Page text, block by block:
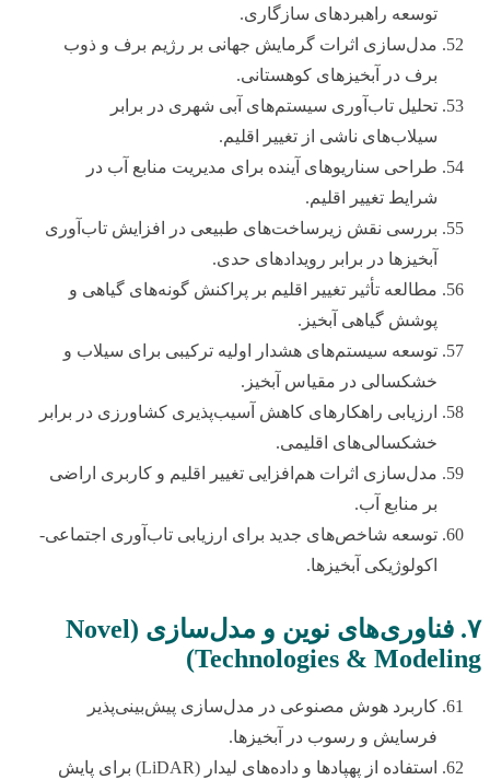
توسعه راهبردهای سازگاری.
مدل‌سازی اثرات گرمایش جهانی بر رژیم برف و ذوب
برف در آبخیزهای کوهستانی.
تحلیل تاب‌آوری سیستم‌های آبی شهری در برابر
سیلاب‌های ناشی از تغییر اقلیم.
طراحی سناریوهای آینده برای مدیریت منابع آب در
شرایط تغییر اقلیم.
بررسی نقش زیرساخت‌های طبیعی در افزایش تاب‌آوری
آبخیزها در برابر رویدادهای حدی.
مطالعه تأثیر تغییر اقلیم بر پراکنش گونه‌های گیاهی و
پوشش گیاهی آبخیز.
توسعه سیستم‌های هشدار اولیه ترکیبی برای سیلاب و
خشکسالی در مقیاس آبخیز.
ارزیابی راهکارهای کاهش آسیب‌پذیری کشاورزی در برابر
خشکسالی‌های اقلیمی.
مدل‌سازی اثرات هم‌افزایی تغییر اقلیم و کاربری اراضی
بر منابع آب.
توسعه شاخص‌های جدید برای ارزیابی تاب‌آوری اجتماعی-
اکولوژیکی آبخیزها.
۷. فناوری‌های نوین و مدل‌سازی (Novel
Technologies & Modeling)
کاربرد هوش مصنوعی در مدل‌سازی پیش‌بینی‌پذیر
فرسایش و رسوب در آبخیزها.
استفاده از پهپادها و داده‌های لیدار (LiDAR) برای پایش